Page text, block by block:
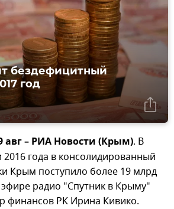
бездефицитный
год
– РИА Новости (Крым). В
года в консолидированный
Крым поступило более 19 млрд
радио "Спутник в Крыму"
финансов РК Ирина Кивико.